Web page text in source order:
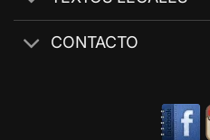
CONTACTO